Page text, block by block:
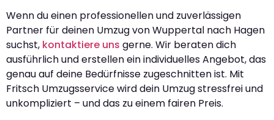
Wenn du einen professionellen und zuverlässigen
Partner für deinen Umzug von Wuppertal nach Hagen
suchst, kontaktiere uns gerne. Wir beraten dich
ausführlich und erstellen ein individuelles Angebot, das
genau auf deine Bedürfnisse zugeschnitten ist. Mit
Fritsch Umzugsservice wird dein Umzug stressfrei und
unkompliziert – und das zu einem fairen Preis.